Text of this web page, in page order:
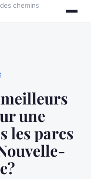
chemins
une
les parcs